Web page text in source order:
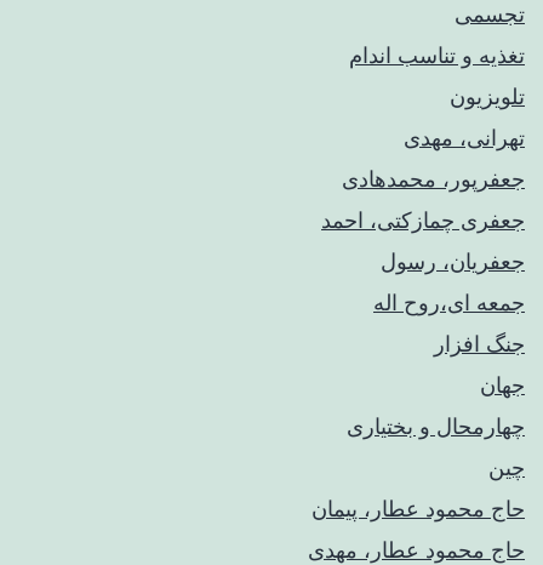
تجسمی
تغذیه و تناسب اندام
تلویزیون
تهرانی، مهدی
جعفرپور، محمدهادی
جعفری چمازکتی، احمد
جعفریان، رسول
جمعه ای،روح اله
جنگ افزار
جهان
چهارمحال و بختیاری
چین
حاج محمود عطار، پیمان
حاج محمود عطار، مهدی